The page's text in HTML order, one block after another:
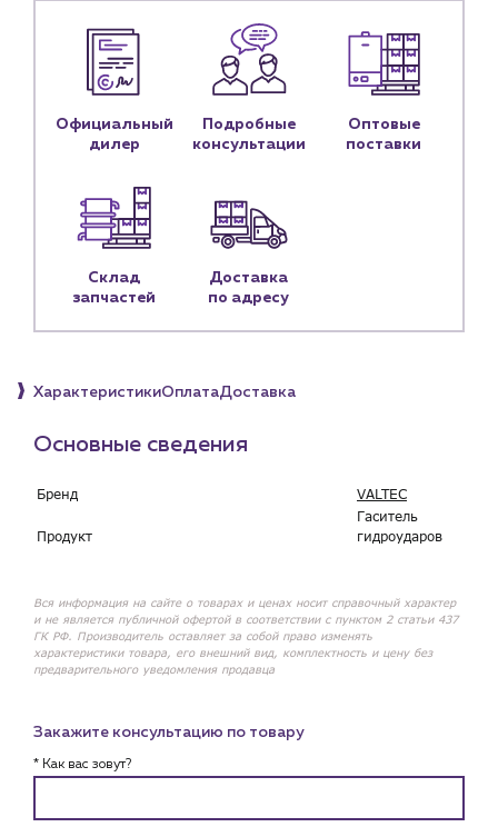
Блог
Личный кабинет
Контакты
Контактные данные
Наши партнёры
Чат-бот
Пн – пт: 9:00 – 18:00
г. Краснодар, ул. Российская, 63
Официальный
дилер
Подробные
консультации
Оптовые
поставки
Склад
запчастей
Доставка
по адресу
ХарактеристикиОплатаДоставка
Основные сведения
Бренд VALTEC
Продукт
Гаситель
гидроударов
Вся информация на сайте о товарах и ценах носит справочный характер
и не является публичной офертой в соответствии с пунктом 2 статьи 437
ГК РФ. Производитель оставляет за собой право изменять
характеристики товара, его внешний вид, комплектность и цену без
предварительного уведомления продавца
Закажите консультацию по товару
* Как вас зовут?